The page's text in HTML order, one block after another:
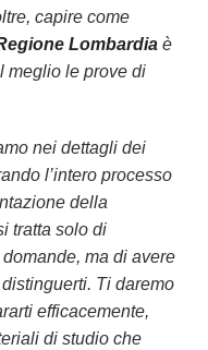
capire come
Lombardia è
meglio le prove di
nei dettagli dei
l’intero processo
della
tratta solo di
ma di avere
Ti daremo
efficacemente,
di studio che